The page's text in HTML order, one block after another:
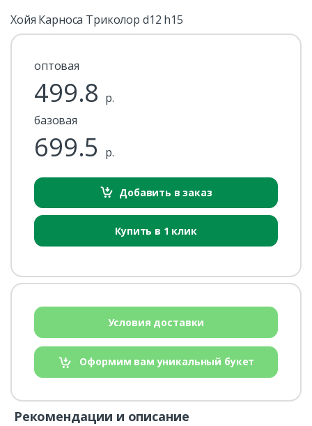
Хойя Карноса Триколор d12 h15
оптовая
499.8 р.
базовая
699.5 р.
Добавить в заказ
Купить в 1 клик
Условия доставки
Оформим вам уникальный букет
Рекомендации и описание